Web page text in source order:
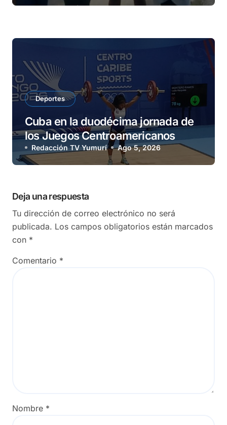
Deportes
Cuba en la duodécima jornada de
los Juegos Centroamericanos
Redacción TV Yumurí Ago 5, 2026
Deja una respuesta
Tu dirección de correo electrónico no será
publicada. Los campos obligatorios están marcados
con *
Comentario *
Nombre *